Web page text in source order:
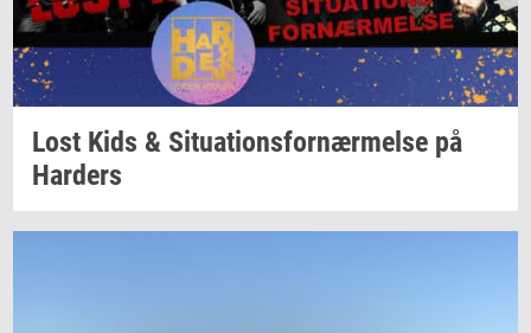
Lost Kids & Si­tu­a­tions­for­nær­mel­se på
Har­ders